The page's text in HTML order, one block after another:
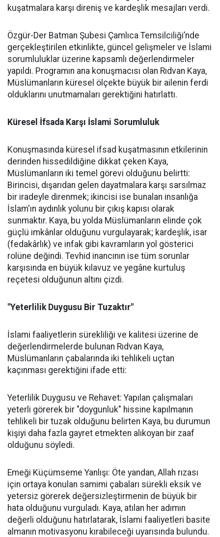
kuşatmalara karşı direniş ve kardeşlik mesajları verdi.
Özgür-Der Batman Şubesi Çamlıca Temsilciliği’nde
gerçekleştirilen etkinlikte, güncel gelişmeler ve İslami
sorumluluklar üzerine kapsamlı değerlendirmeler
yapıldı. Programın ana konuşmacısı olan Rıdvan Kaya,
Müslümanların küresel ölçekte büyük bir ailenin ferdi
olduklarını unutmamaları gerektiğini hatırlattı.
Küresel İfsada Karşı İslami Sorumluluk
Konuşmasında küresel ifsad kuşatmasının etkilerinin
derinden hissedildiğine dikkat çeken Kaya,
Müslümanların iki temel görevi olduğunu belirtti:
Birincisi, dışarıdan gelen dayatmalara karşı sarsılmaz
bir iradeyle direnmek; ikincisi ise bunalan insanlığa
İslam'ın aydınlık yolunu bir çıkış kapısı olarak
sunmaktır. Kaya, bu yolda Müslümanların elinde çok
güçlü imkânlar olduğunu vurgulayarak; kardeşlik, isar
(fedakârlık) ve infak gibi kavramların yol gösterici
rolüne değindi. Tevhid inancının ise tüm sorunlar
karşısında en büyük kılavuz ve yegâne kurtuluş
reçetesi olduğunun altını çizdi.
"Yeterlilik Duygusu Bir Tuzaktır"
İslami faaliyetlerin sürekliliği ve kalitesi üzerine de
değerlendirmelerde bulunan Rıdvan Kaya,
Müslümanların çabalarında iki tehlikeli uçtan
kaçınması gerektiğini ifade etti:
Yeterlilik Duygusu ve Rehavet: Yapılan çalışmaları
yeterli görerek bir "doygunluk" hissine kapılmanın
tehlikeli bir tuzak olduğunu belirten Kaya, bu durumun
kişiyi daha fazla gayret etmekten alıkoyan bir zaaf
olduğunu söyledi.
Emeği Küçümseme Yanlışı: Öte yandan, Allah rızası
için ortaya konulan samimi çabaları sürekli eksik ve
yetersiz görerek değersizleştirmenin de büyük bir
hata olduğunu vurguladı. Kaya, atılan her adımın
değerli olduğunu hatırlatarak, İslami faaliyetleri basite
almanın motivasyonu kırabileceği uyarısında bulundu.